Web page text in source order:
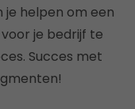
je helpen om een​​
je bedrijf te
Succes met